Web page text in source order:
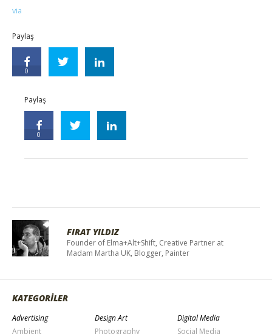
via
Paylaş
0
Paylaş
0
FIRAT YILDIZ
Founder of Elma+Alt+Shift, Creative Partner at
Madam Martha UK, Blogger, Painter
KATEGORİLER
Advertising
Ambient
Design Art
Photography
Digital Media
Social Media